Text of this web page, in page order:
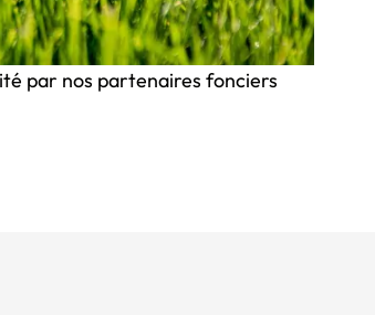
par nos partenaires fonciers